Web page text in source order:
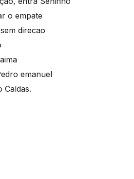
o empate
direcao
emanuel
Caldas.